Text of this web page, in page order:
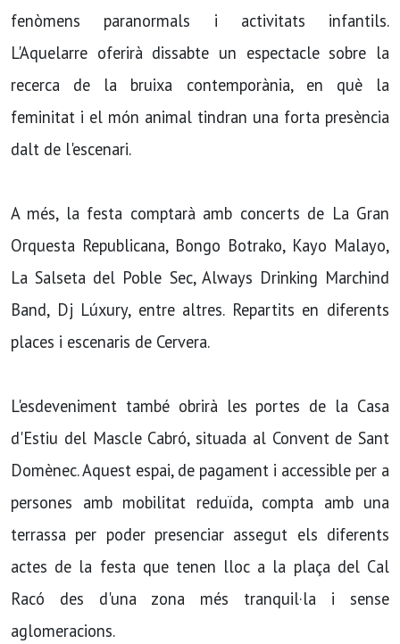
fenòmens paranormals i activitats infantils.
L'Aquelarre oferirà dissabte un espectacle sobre la
recerca de la bruixa contemporània, en què la
feminitat i el món animal tindran una forta presència
dalt de l'escenari.
A més, la festa comptarà amb concerts de La Gran
Orquesta Republicana, Bongo Botrako, Kayo Malayo,
La Salseta del Poble Sec, Always Drinking Marchind
Band, Dj Lúxury, entre altres. Repartits en diferents
places i escenaris de Cervera.
L'esdeveniment també obrirà les portes de la Casa
d'Estiu del Mascle Cabró, situada al Convent de Sant
Domènec. Aquest espai, de pagament i accessible per a
persones amb mobilitat reduïda, compta amb una
terrassa per poder presenciar assegut els diferents
actes de la festa que tenen lloc a la plaça del Cal
Racó des d'una zona més tranquil·la i sense
aglomeracions.